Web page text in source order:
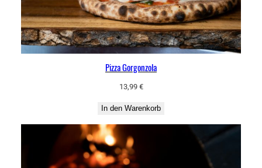
Pizza Gorgonzola
13,99 €
In den Warenkorb